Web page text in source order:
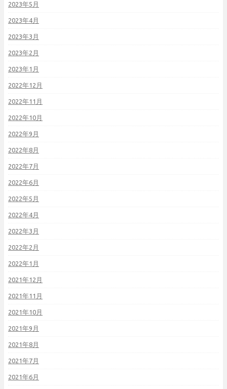
2023年5月
2023年4月
2023年3月
2023年2月
2023年1月
2022年12月
2022年11月
2022年10月
2022年9月
2022年8月
2022年7月
2022年6月
2022年5月
2022年4月
2022年3月
2022年2月
2022年1月
2021年12月
2021年11月
2021年10月
2021年9月
2021年8月
2021年7月
2021年6月